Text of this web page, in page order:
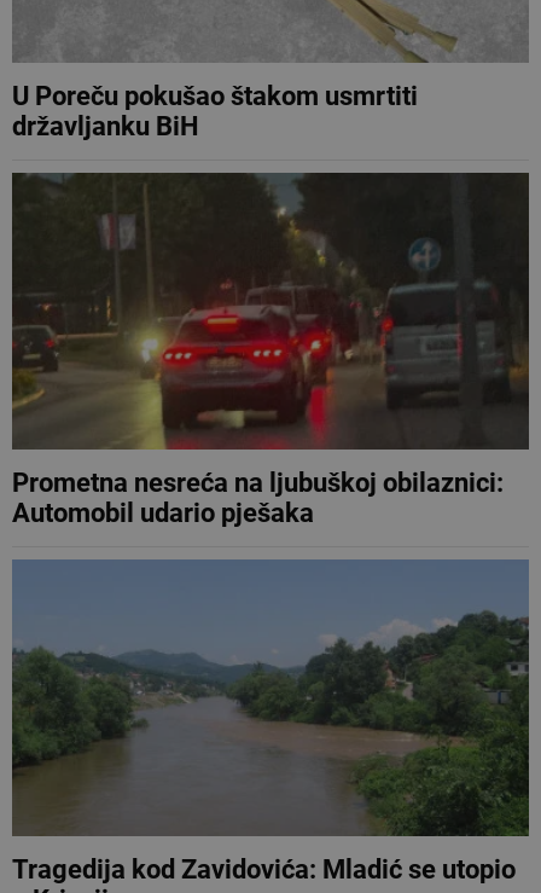
U Poreču pokušao štakom usmrtiti
državljanku BiH
Prometna nesreća na ljubuškoj obilaznici:
Automobil udario pješaka
Tragedija kod Zavidovića: Mladić se utopio